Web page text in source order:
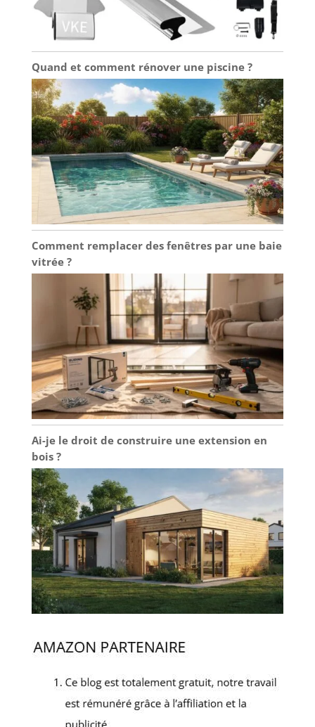
Quand et comment rénover une piscine ?
Comment remplacer des fenêtres par une baie
vitrée ?
Ai-je le droit de construire une extension en
bois ?